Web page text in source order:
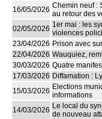
16/05/2026 Chemin neuf :
au retour des
02/05/2026 1er mai : les
violences
23/04/2026 Prison avec
22/04/2026 Wauquiez,
30/03/2026 Quatre
17/03/2026 Diffamation :
15/03/2026 Elections
informations
14/03/2026 Le local du
de nouveau